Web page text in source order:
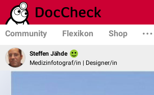
Community Flexikon Shop
Steffen Jähde
Medizinfotograf/in | Designer/in